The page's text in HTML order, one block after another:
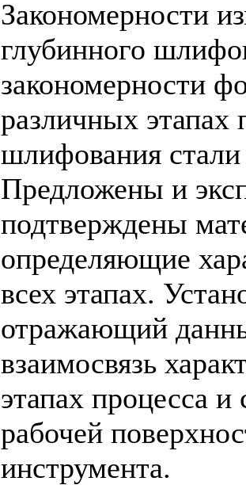
Закономерности
глубинного
закономерности
различных этапах
шлифования
Предложены и
подтверждены
определяющие
всех этапах.
отражающий
взаимосвязь
этапах процесса и
рабочей
инструмента.